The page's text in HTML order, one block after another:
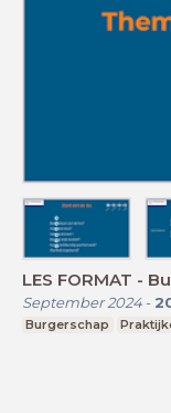
LES FORMAT -
September 2024-
Burgerschap